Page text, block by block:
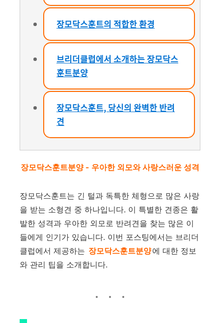
장모닥스훈트의 적합한 환경
브리더클럽에서 소개하는 장모닥스
훈트분양
장모닥스훈트, 당신의 완벽한 반려
견
장모닥스훈트분양 - 우아한 외모와 사랑스러운 성격
장모닥스훈트는 긴 털과 독특한 체형으로 많은 사랑
을 받는 소형견 중 하나입니다. 이 특별한 견종은 활
발한 성격과 우아한 외모로 반려견을 찾는 많은 이
들에게 인기가 있습니다. 이번 포스팅에서는 브리더
클럽에서 제공하는 장모닥스훈트분양에 대한 정보
와 관리 팁을 소개합니다.